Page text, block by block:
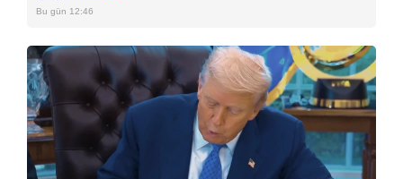
Bu gün 12:46